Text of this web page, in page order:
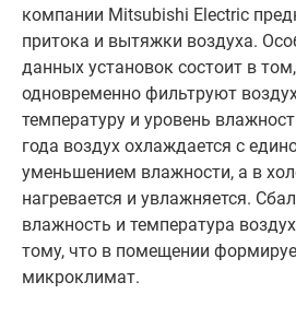
компании Mitsubishi Electric
притока и вытяжки воздуха.
данных установок состоит в
одновременно фильтруют
температуру и уровень
года воздух охлаждается с
уменьшением влажности, а в
нагревается и увлажняется.
влажность и температура
тому, что в помещении
микроклимат.